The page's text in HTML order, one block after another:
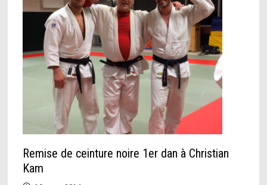
Remise de ceinture noire 1er dan à Christian
Kam